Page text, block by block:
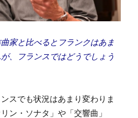
家と比べると フランクはあま
、フランスではどうでしょう
スでも状況はあまり変わりま
ン・ソナタ」や「交響曲」